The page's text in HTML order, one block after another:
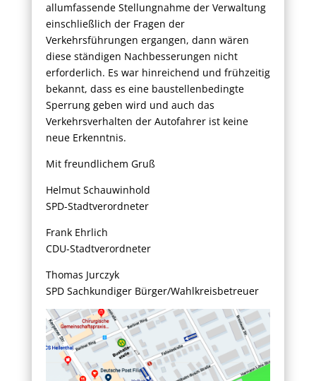
allumfassende Stellungnahme der Verwaltung
einschließlich der Fragen der
Verkehrsführungen ergangen, dann wären
diese ständigen Nachbesserungen nicht
erforderlich. Es war hinreichend und frühzeitig
bekannt, dass es eine baustellenbedingte
Sperrung geben wird und auch das
Verkehrsverhalten der Autofahrer ist keine
neue Erkenntnis.
Mit freundlichem Gruß
Helmut Schauwinhold
SPD-Stadtverordneter
Frank Ehrlich
CDU-Stadtverordneter
Thomas Jurczyk
SPD Sachkundiger Bürger/Wahlkreisbetreuer